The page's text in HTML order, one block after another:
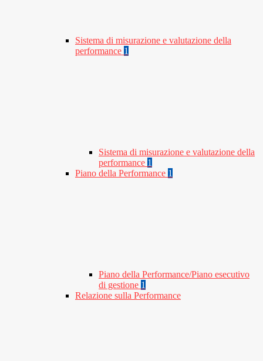
Sistema di misurazione e valutazione della
performance 1
Sistema di misurazione e valutazione della
performance 1
Piano della Performance 1
Piano della Performance/Piano esecutivo
di gestione 1
Relazione sulla Performance